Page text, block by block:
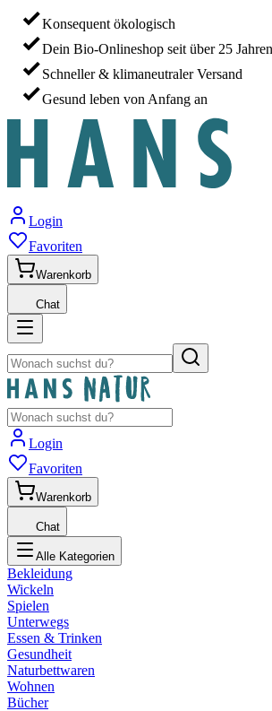
Konsequent ökologisch
Dein Bio-Onlineshop seit über 25 Jahren
Schneller & klimaneutraler Versand
Gesund leben von Anfang an
Login
Favoriten
Warenkorb
Chat
Login
Favoriten
Warenkorb
Chat
Alle Kategorien
Bekleidung
Wickeln
Spielen
Unterwegs
Essen & Trinken
Gesundheit
Naturbettwaren
Wohnen
Bücher